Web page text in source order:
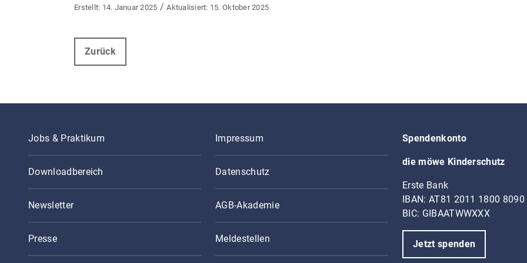
14. Januar 2025 / 15. Oktober 2025
Zurück
Jobs & Praktikum
Downloadbereich
Newsletter
Presse
Impressum
Datenschutz
AGB-Akademie
Meldestellen
Spendenkonto
die möwe Kinderschutz
Erste Bank
IBAN: AT81 2011 1800
BIC: GIBAATWWXXX
Jetzt spenden